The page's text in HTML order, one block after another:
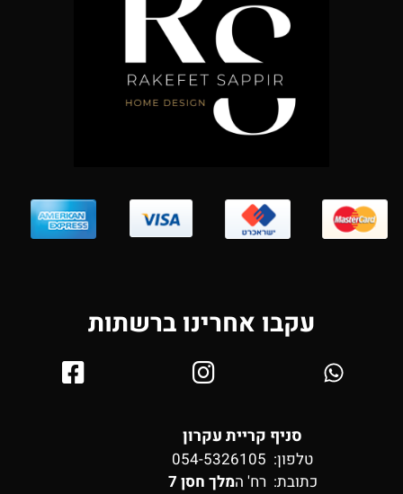
עקבו אחרינו ברשתות
סניף קריית עקרון
טלפון: 054-5326105
כתובת: רח' המלך חסן 7